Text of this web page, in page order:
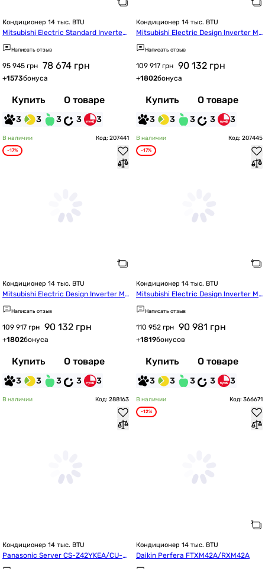
Кондиционер 14 тыс. BTU
Mitsubishi Electric Standard Inverter
MSZ-AY42VGK/MUZ-AY42VG
Написать отзыв
95 945 грн 78 674 грн
+1573бонуса
Купить О товаре
3 3 3 3 3
Кондиционер 14 тыс. BTU
Mitsubishi Electric Design Inverter MS
Z-EF42VGKW/MUZ-EF42VG
Написать отзыв
109 917 грн 90 132 грн
+1802бонуса
Купить О товаре
3 3 3 3 3
В наличии Код: 207441
-17%
Кондиционер 14 тыс. BTU
Mitsubishi Electric Design Inverter MS
Z-EF42VGKB/MUZ-EF42VG
Написать отзыв
109 917 грн 90 132 грн
+1802бонуса
Купить О товаре
3 3 3 3 3
В наличии Код: 207445
-17%
Кондиционер 14 тыс. BTU
Mitsubishi Electric Design Inverter MS
Z-EF42VGKS/MUZ-EF42VG
Написать отзыв
110 952 грн 90 981 грн
+1819бонусов
Купить О товаре
3 3 3 3 3
В наличии Код: 288163
Кондиционер 14 тыс. BTU
Panasonic Server CS-Z42YKEA/CU-Z
42YKEA
В наличии Код: 366671
-12%
Кондиционер 14 тыс. BTU
Daikin Perfera FTXM42A/RXM42A